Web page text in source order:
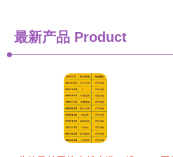
最新产品 Product